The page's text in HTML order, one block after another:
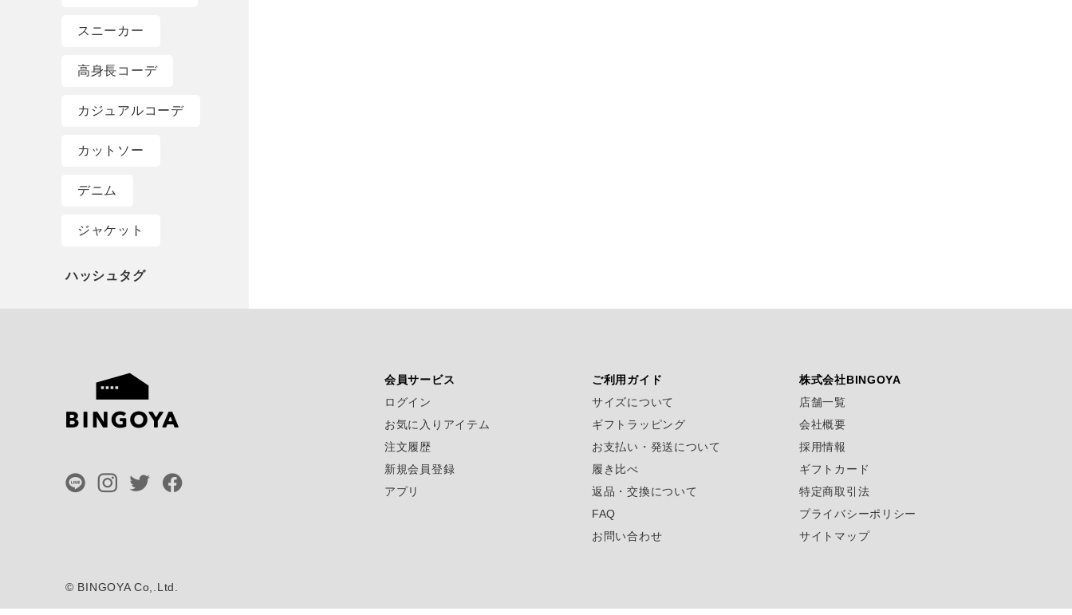
スニーカー
高身長コーデ
カジュアルコーデ
カットソー
デニム
ジャケット
会員サービス
ログイン
お気に入りアイテム
注文履歴
新規会員登録
アプリ
ご利用ガイド
サイズについて
ギフトラッピング
お支払い・発送について
履き比べ
返品・交換について
FAQ
お問い合わせ
株式会社BINGOYA
店舗一覧
会社概要
採用情報
ギフトカード
特定商取引法
プライバシーポリシー
サイトマップ
© BINGOYA Co,.Ltd.